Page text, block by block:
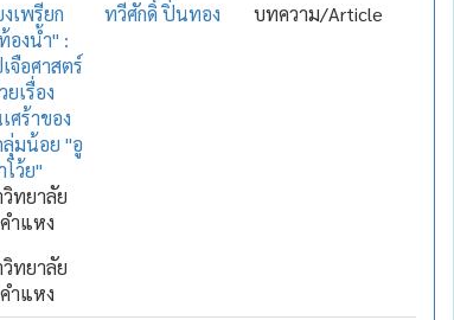
เพรียก
องน้ำ" :
จือศาสตร์
ยเรื่อง
ศร้าของ
มน้อย "อู
โว้ย"
ทยาลัย
ำแหง
ทยาลัย
ำแหง
ทวีศักดิ์ ปิ่นทอง บทความ/Article